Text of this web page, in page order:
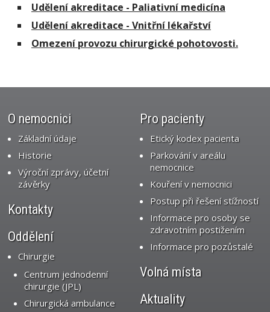
Udělení akreditace - Paliativní medicína
Udělení akreditace - Vnitřní lékařství
Omezení provozu chirurgické pohotovosti.
O nemocnici
Základní údaje
Historie
Výroční zprávy, účetní
závěrky
Kontakty
Oddělení
Chirurgie
Centrum jednodenní
chirurgie (JPL)
Chirurgická ambulance
Pro pacienty
Etický kodex pacienta
Parkování v areálu
nemocnice
Kouření v nemocnici
Postup při řešení stížností
Informace pro osoby se
zdravotním postižením
Informace pro pozůstalé
Volná místa
Aktuality